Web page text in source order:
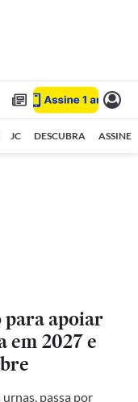
JC DESCUBRA ASSINE
apoiar
em 2027 e
passa por